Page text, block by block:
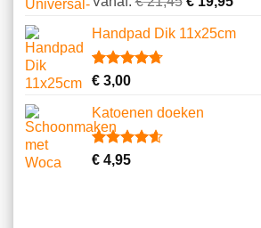
gebaseerd
op
klantbeoordelingen
Handpad Dik 11x25cm
Gewaardeerd
gebaseerd
op
10
klantbeoordelingen
€3,00
Katoenen doeken
Gewaardeerd
13
€4,95